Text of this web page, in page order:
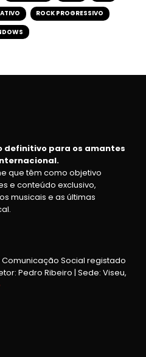
ROCK PROGRESSIVO
definitivo para os amantes
que têm como objetivo
e conteúdo exclusivo,
musicais e as últimas
Social registado
Pedro Ribeiro | Sede: Viseu,